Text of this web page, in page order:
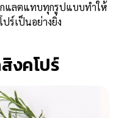
กแลตแทบทุกรูปแบบทำให้
ร์เป็นอย่างยิ่ง
งคโปร์